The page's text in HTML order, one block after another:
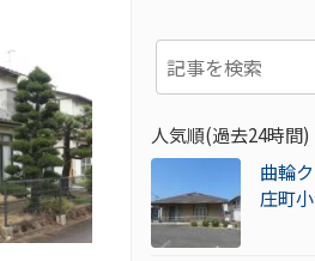
人気順(過去24時間)
曲輪
庄町